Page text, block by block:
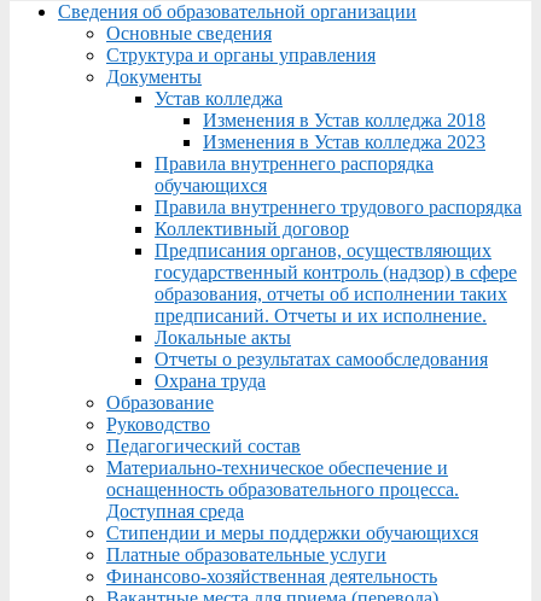
Menu
Сведения об образовательной организации
Основные сведения
Структура и органы управления
Документы
Устав колледжа
Изменения в Устав колледжа 2018
Изменения в Устав колледжа 2023
Правила внутреннего распорядка
обучающихся
Правила внутреннего трудового распорядка
Коллективный договор
Предписания органов, осуществляющих
государственный контроль (надзор) в сфере
образования, отчеты об исполнении таких
предписаний. Отчеты и их исполнение.
Локальные акты
Отчеты о результатах самообследования
Охрана труда
Образование
Руководство
Педагогический состав
Материально-техническое обеспечение и
оснащенность образовательного процесса.
Доступная среда
Стипендии и меры поддержки обучающихся
Платные образовательные услуги
Финансово-хозяйственная деятельность